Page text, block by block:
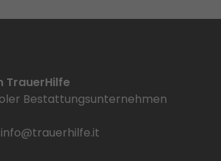
TrauerHilfe
Bestattungsunternehmen
info@trauerhilfe.it